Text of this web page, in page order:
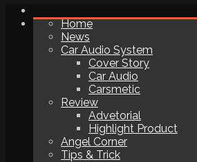
Home
News
Car Audio System
Cover Story
Car Audio
Carsmetic
Review
Advetorial
Highlight Product
Angel Corner
Tips & Trick